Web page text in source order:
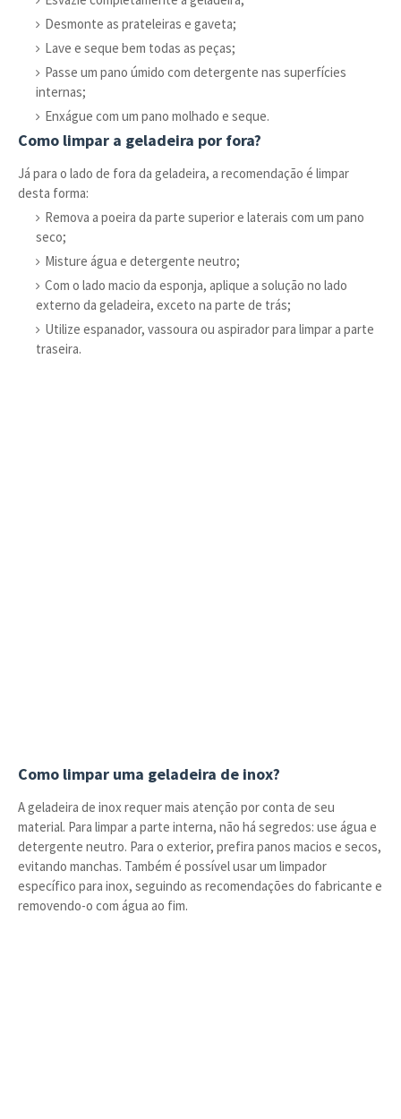
Desmonte as prateleiras e gaveta;
Lave e seque bem todas as peças;
Passe um pano úmido com detergente nas superfícies
internas;
Enxágue com um pano molhado e seque.
Como limpar a geladeira por fora?
Já para o lado de fora da geladeira, a recomendação é limpar
desta forma:
Remova a poeira da parte superior e laterais com um pano
seco;
Misture água e detergente neutro;
Com o lado macio da esponja, aplique a solução no lado
externo da geladeira, exceto na parte de trás;
Utilize espanador, vassoura ou aspirador para limpar a parte
traseira.
Como limpar uma geladeira de inox?
A geladeira de inox requer mais atenção por conta de seu
material. Para limpar a parte interna, não há segredos: use água e
detergente neutro. Para o exterior, prefira panos macios e secos,
evitando manchas. Também é possível usar um limpador
específico para inox, seguindo as recomendações do fabricante e
removendo-o com água ao fim.